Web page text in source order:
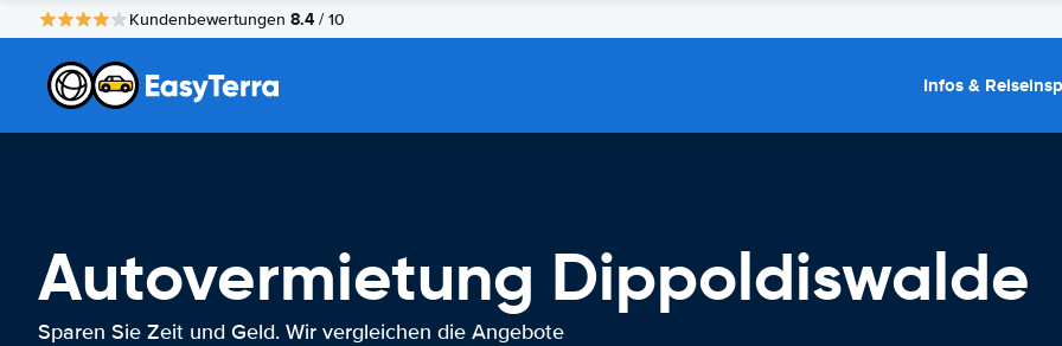
Kundenbewertungen 8.4 / 10
Infos &
Autovermietung Dippoldiswalde
Sparen Sie Zeit und Geld. Wir vergleichen die Angebote